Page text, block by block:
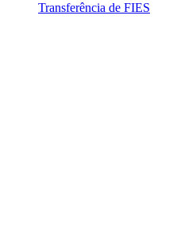
Transferência de FIES